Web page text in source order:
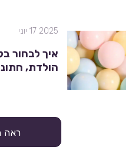
2025 17 יוני
איך לבחור
הולדת,
ראה